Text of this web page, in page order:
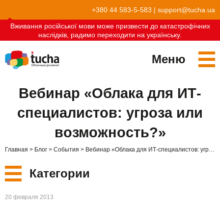
+380 44 583-5-583 | support@tucha.ua
Вживання російської мови може призвести до катастрофічних
наслідків, радимо переходити на українську.
Меню
TuchaBit+
Облака для e-commerce
Стать партнёром
Отзывы
Вебинар «Облака для ИТ-
специалистов: угроза или
возможность?»
Главная Блог События Вебинар «Облака для ИТ-специалистов: угроза или возможность?»
Категории
Новые
20 февраля 2013